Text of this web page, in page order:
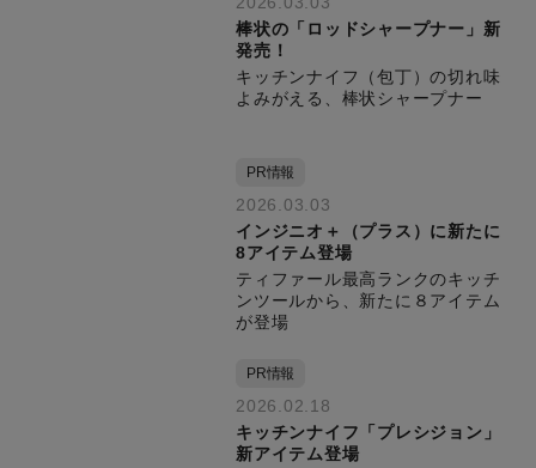
棒状の「ロッドシャープナー」新
発売！
キッチンナイフ（包丁）の切れ味
よみがえる、棒状シャープナー
PR情報
2026.03.03
インジニオ＋（プラス）に新たに
8アイテム登場
ティファール最高ランクのキッチ
ンツールから、新たに８アイテム
が登場
PR情報
2026.02.18
キッチンナイフ「プレシジョン」
新アイテム登場